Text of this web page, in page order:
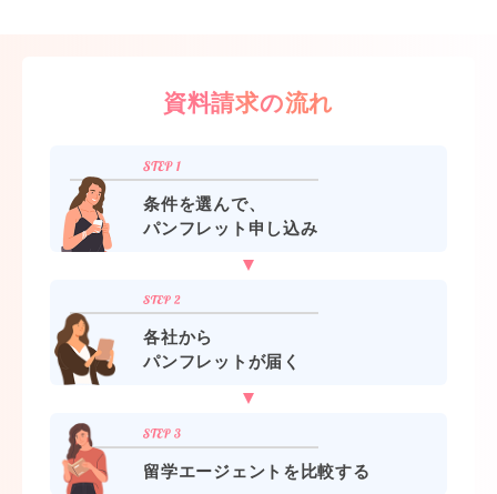
資料請求の流れ
条件を選んで、
パンフレット申し込み
各社から
パンフレットが届く
留学エージェントを比較する